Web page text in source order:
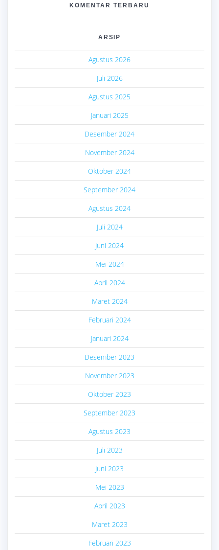
KOMENTAR TERBARU
ARSIP
Agustus 2026
Juli 2026
Agustus 2025
Januari 2025
Desember 2024
November 2024
Oktober 2024
September 2024
Agustus 2024
Juli 2024
Juni 2024
Mei 2024
April 2024
Maret 2024
Februari 2024
Januari 2024
Desember 2023
November 2023
Oktober 2023
September 2023
Agustus 2023
Juli 2023
Juni 2023
Mei 2023
April 2023
Maret 2023
Februari 2023